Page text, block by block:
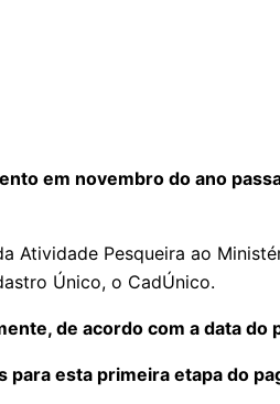
em novembro do ano
Pesqueira ao
Único, o CadÚnico.
de acordo com a data
para esta primeira etapa do